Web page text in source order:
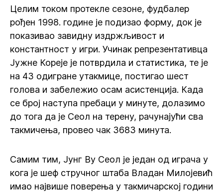
Целим током протекле сезоне, фудбалер
рођен 1998. године је подизао форму, док је
показивао завидну издржљивост и
константност у игри. Учинак репрезентативцa
Јужне Кореје је потврдила и статистика, те је
на 43 одигране утакмице, постигао шест
голова и забележио осам асистенција. Када
се број наступа пребаци у минуте, долазимо
до тога да је Сеол на терену, рачунајући сва
такмичења, провео чак 3683 минута.
Самим тим, Јунг Ву Сеол је један од играча у
кога је шеф стручног штаба Владан Милојевић
имао највише поверења у такмичарској години